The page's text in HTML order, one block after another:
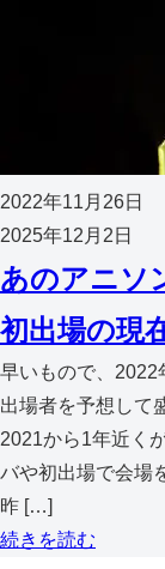
2022年11月26日
2025年12月2日
あのアニソ
初出場の現
早いもので、2022
出場者を予想して
2021から1年近く
バや初出場で会場
昨 […]
続きを読む